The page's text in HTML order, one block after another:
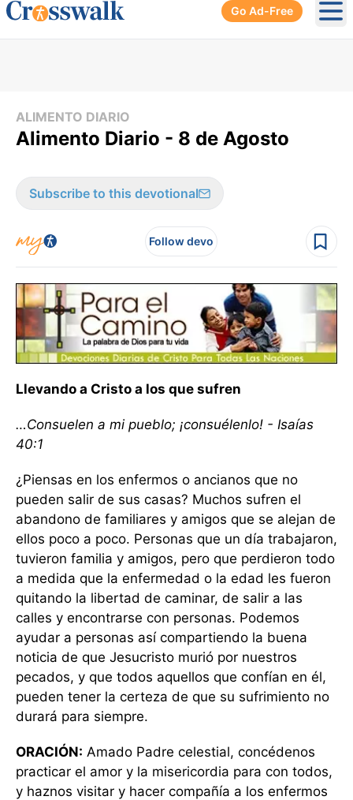
Go Ad-Free
ALIMENTO DIARIO
Alimento Diario - 8 de Agosto
Subscribe to this devotional
Follow devo
Llevando a Cristo a los que sufren
…Consuelen a mi pueblo; ¡consuélenlo! - Isaías
40:1
¿Piensas en los enfermos o ancianos que no
pueden salir de sus casas? Muchos sufren el
abandono de familiares y amigos que se alejan de
ellos poco a poco. Personas que un día trabajaron,
tuvieron familia y amigos, pero que perdieron todo
a medida que la enfermedad o la edad les fueron
quitando la libertad de caminar, de salir a las
calles y encontrarse con personas. Podemos
ayudar a personas así compartiendo la buena
noticia de que Jesucristo murió por nuestros
pecados, y que todos aquellos que confían en él,
pueden tener la certeza de que su sufrimiento no
durará para siempre.
ORACIÓN: Amado Padre celestial, concédenos
practicar el amor y la misericordia para con todos,
y haznos visitar y hacer compañía a los enfermos